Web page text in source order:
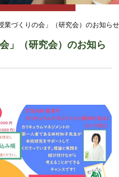
業づくりの会」（研究会）のお知らせ
」（研究会）のお知ら